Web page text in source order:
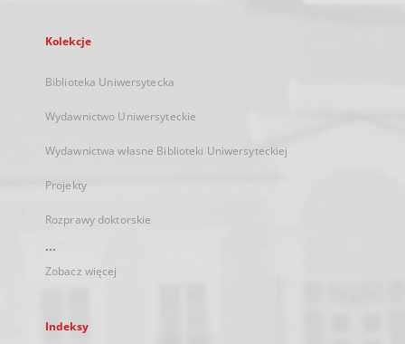
Kolekcje
Biblioteka Uniwersytecka
Wydawnictwo Uniwersyteckie
Wydawnictwa własne Biblioteki Uniwersyteckiej
Projekty
Rozprawy doktorskie
...
Zobacz więcej
Indeksy